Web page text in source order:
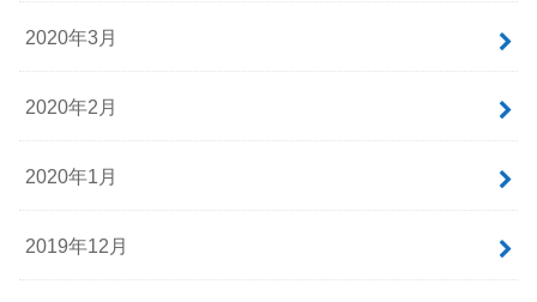
2020年3月
2020年2月
2020年1月
2019年12月